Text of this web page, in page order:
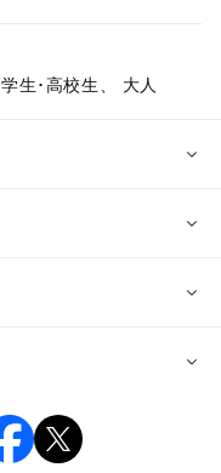
生･高校生、 大人
カイラインで約25分
ー
所